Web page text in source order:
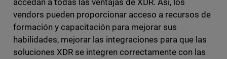
accedan a todas las ventajas de XDR. Así, los
vendors pueden proporcionar acceso a recursos de
formación y capacitación para mejorar sus
habilidades, mejorar las integraciones para que las
soluciones XDR se integren correctamente con las